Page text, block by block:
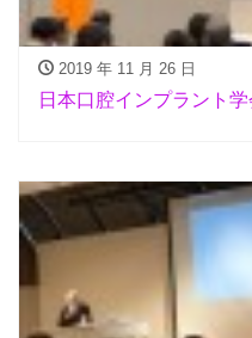
2019 年 11 月 26 日
日本口腔インプラント